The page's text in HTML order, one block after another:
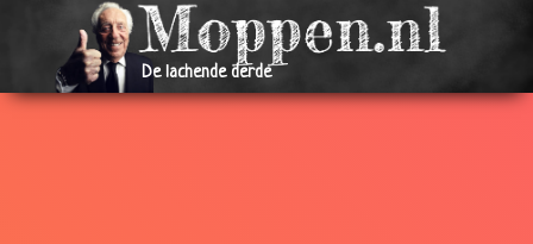
De lachende derde
14 May
2009
Waarom?